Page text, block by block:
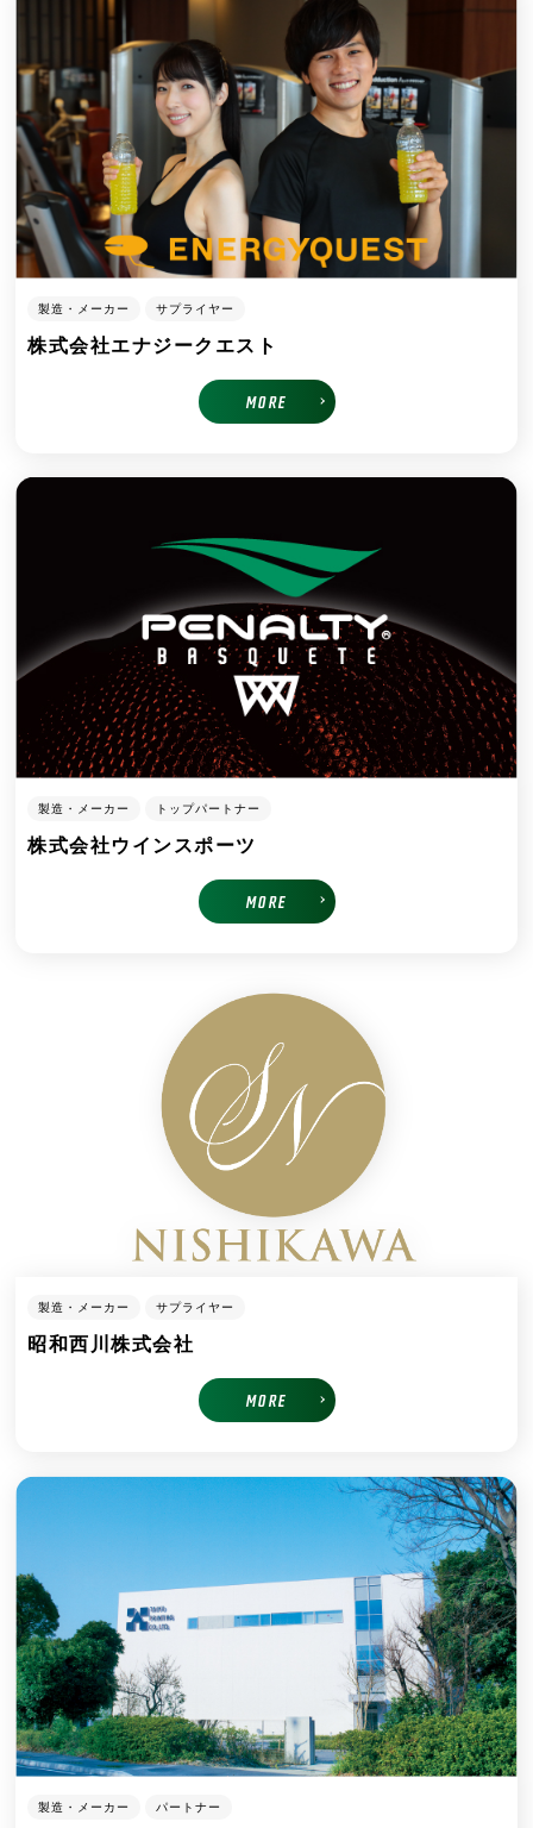
製造・メーカー サプライヤー
株式会社エナジークエスト
MORE
製造・メーカー トップパートナー
株式会社ウインスポーツ
MORE
製造・メーカー サプライヤー
昭和西川株式会社
MORE
製造・メーカー パートナー